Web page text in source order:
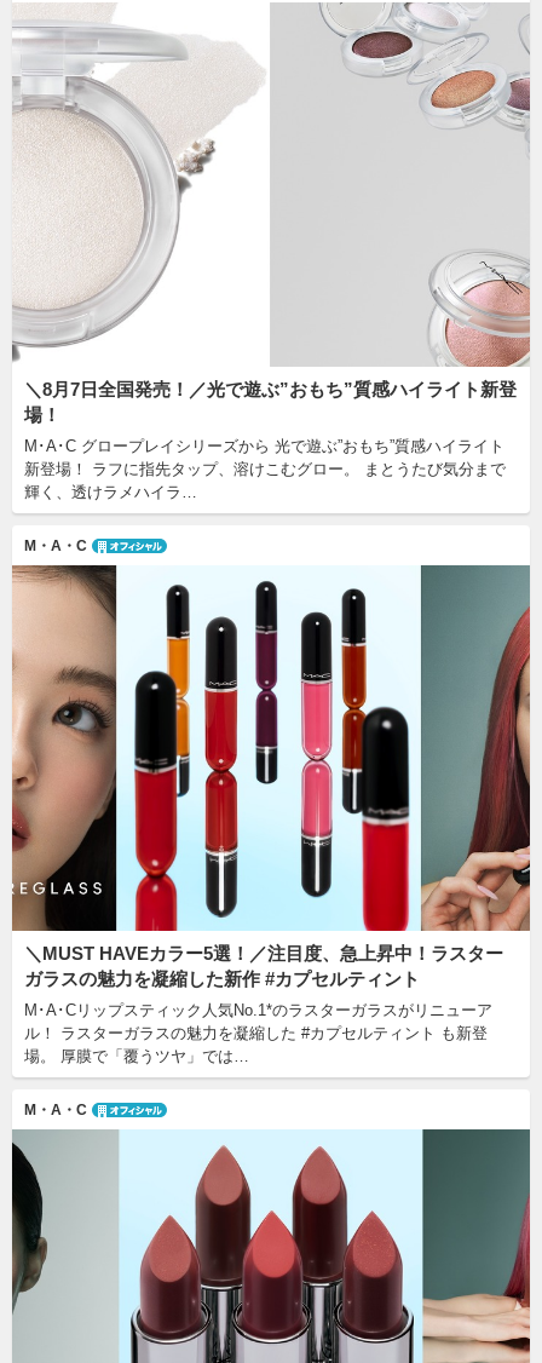
＼8月7日全国発売！／光で遊ぶ”おもち”質感ハイライト新登
場！
M･A･C グロープレイシリーズから 光で遊ぶ”おもち”質感ハイライト
新登場！ ラフに指先タップ、溶けこむグロー。 まとうたび気分まで
輝く、透けラメハイラ…
M・A・C
＼MUST HAVEカラー5選！／注目度、急上昇中！ラスター
ガラスの魅力を凝縮した新作 #カプセルティント
M･A･Cリップスティック人気No.1*のラスターガラスがリニューア
ル！ ラスターガラスの魅力を凝縮した #カプセルティント も新登
場。 厚膜で「覆うツヤ」では…
M・A・C